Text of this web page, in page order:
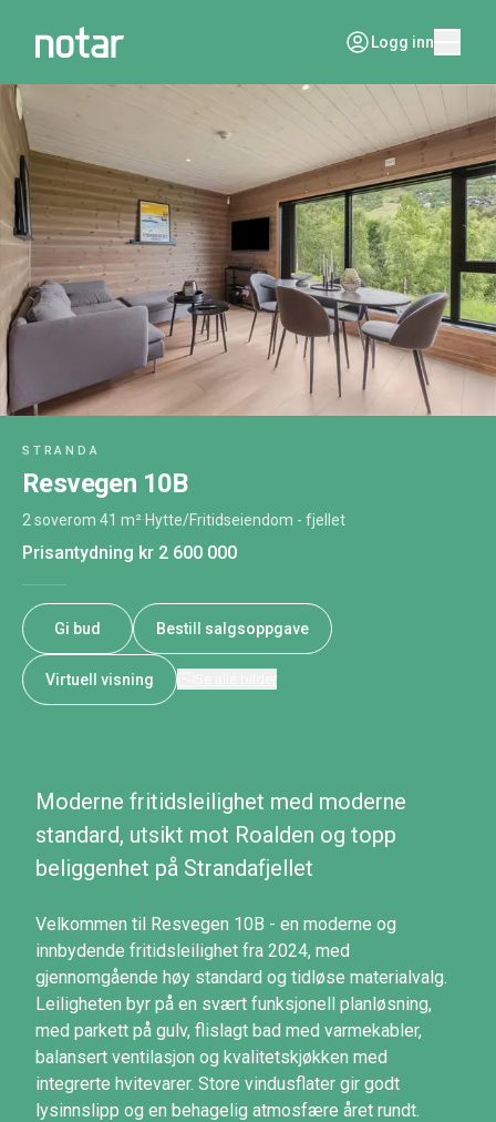
Logg inn
STRANDA
Resvegen 10B
2 soverom·41 m²·Hytte/Fritidseiendom - fjellet
Prisantydning kr 2 600 000
Gi bud Bestill salgsoppgave
Virtuell visning
Moderne fritidsleilighet med moderne
standard, utsikt mot Roalden og topp
beliggenhet på Strandafjellet
Velkommen til Resvegen 10B - en moderne og
innbydende fritidsleilighet fra 2024, med
gjennomgående høy standard og tidløse materialvalg.
Leiligheten byr på en svært funksjonell planløsning,
med parkett på gulv, flislagt bad med varmekabler,
balansert ventilasjon og kvalitetskjøkken med
integrerte hvitevarer. Store vindusflater gir godt
lysinnslipp og en behagelig atmosfære året rundt.